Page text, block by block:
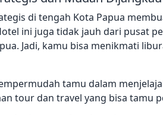
di tengah Kota Papua
ini juga tidak jauh dari pusat
Jadi, kamu bisa menikmati
tamu dalam
tour dan travel yang bisa tamu